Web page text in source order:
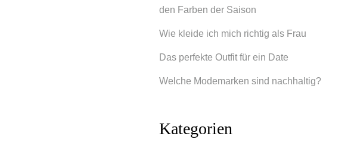
den Farben der Saison
Wie kleide ich mich richtig als Frau
Das perfekte Outfit für ein Date
Welche Modemarken sind nachhaltig?
Kategorien